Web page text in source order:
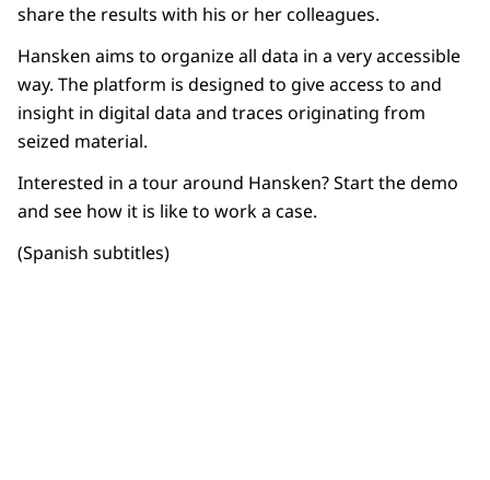
share the results with his or her colleagues.
Hansken aims to organize all data in a very accessible
way. The platform is designed to give access to and
insight in digital data and traces originating from
seized material.
Interested in a tour around Hansken? Start the demo
and see how it is like to work a case.
(Spanish subtitles)